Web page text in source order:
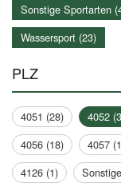
Sonstige Sportarten
Wassersport (23)
PLZ
4051 (28) 4052
4056 (18)
4057
4126 (1)